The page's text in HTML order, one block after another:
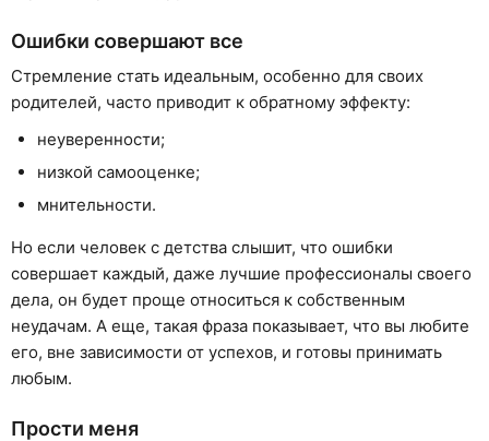
Ошибки совершают все
Стремление стать идеальным, особенно для своих
родителей, часто приводит к обратному эффекту:
неуверенности;
низкой самооценке;
мнительности.
Но если человек с детства слышит, что ошибки
совершает каждый, даже лучшие профессионалы своего
дела, он будет проще относиться к собственным
неудачам. А еще, такая фраза показывает, что вы любите
его, вне зависимости от успехов, и готовы принимать
любым.
Прости меня